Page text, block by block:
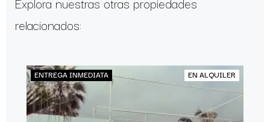
relacionados:
ENTREGA INMEDIATA EN ALQUILER